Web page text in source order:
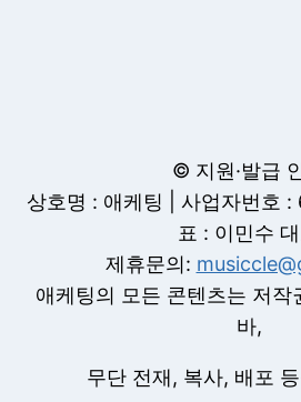
© 지원·발급
상호명 : 애케팅 | 사업자번호
표 : 이민수
제휴문의:
애케팅의 모든 콘텐츠는 저작
바,
무단 전재, 복사, 배포